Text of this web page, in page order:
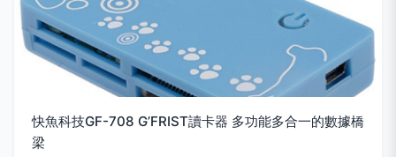
快魚科技GF-708 G’FRIST讀卡器 多功能多合一的數據橋
梁